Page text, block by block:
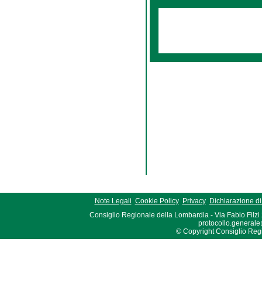
Note Legali Cookie Policy Privacy
Dichiarazione
Consiglio Regionale della Lombardia - Via Fabio Filzi
© Copyright Consiglio